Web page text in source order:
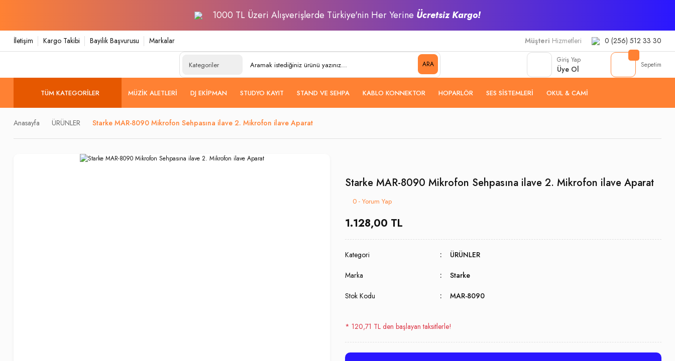
1000 TL Üzeri Alışverişlerde Türkiye'nin Her Yerine Ücretsiz Kargo!
İletişim Kargo Takibi Bayilik Başvurusu Markalar Müşteri Hizmetleri 0 (256) 512 33 30
ARA
Giriş Yap
Üye Ol Sepetim
TÜM KATEGORILER MÜZIK ALETLERI DJ EKIPMAN STUDYO KAYIT STAND VE SEHPA KABLO KONNEKTOR HOPARLÖR SES SISTEMLERI OKUL & CAMI
Anasayfa ÜRÜNLER Starke MAR-8090 Mikrofon Sehpasına ilave 2. Mikrofon ilave Aparat
Starke MAR-8090 Mikrofon Sehpasına ilave 2. Mikrofon ilave Aparat
0 - Yorum Yap
1.128,00 TL
Kategori ÜRÜNLER
Marka Starke
Stok Kodu MAR-8090
* 120,71 TL den başlayan taksitlerle!